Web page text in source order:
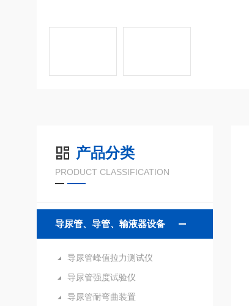
产品分类
PRODUCT CLASSIFICATION
导尿管、导管、输液器设备
导尿管峰值拉力测试仪
导尿管强度试验仪
导尿管耐弯曲装置